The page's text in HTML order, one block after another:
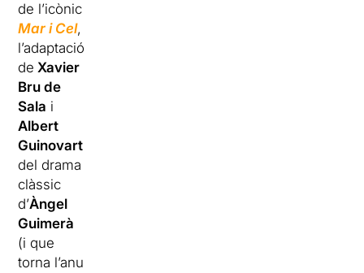
de l’icònic
Mar i Cel,
l’adaptació
de Xavier
Bru de
Sala i
Albert
Guinovart
del drama
clàssic
d’Àngel
Guimerà
(i que
torna l’anu